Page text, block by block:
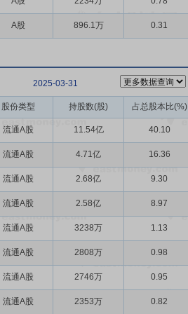
A股 896.1万 0.31
2025-03-31
股份类型 持股数(股) 占总股本比(%)
流通A股 11.54亿 40.10
流通A股 4.71亿 16.36
流通A股 2.68亿 9.30
流通A股 2.58亿 8.97
流通A股 3238万 1.13
流通A股 2808万 0.98
流通A股 2746万 0.95
流通A股 2353万 0.82